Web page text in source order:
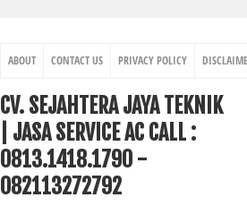
ABOUT CONTACT US PRIVACY POLICY
CV. SEJAHTERA JAYA TEKNIK
| JASA SERVICE AC CALL :
0813.1418.1790 -
082113272792